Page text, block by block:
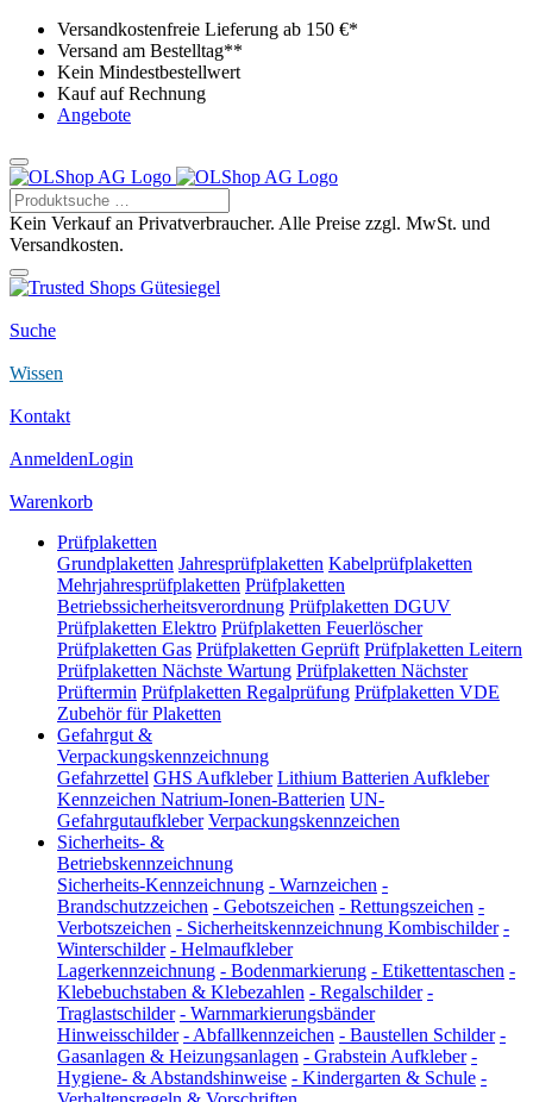
Versandkostenfreie Lieferung ab 150 €*
Versand am Bestelltag**
Kein Mindestbestellwert
Kauf auf Rechnung
Angebote
Kein Verkauf an Privatverbraucher. Alle Preise zzgl. MwSt. und
Versandkosten.
Suche
Wissen
Kontakt
AnmeldenLogin
Warenkorb
Prüfplaketten
Grundplaketten Jahresprüfplaketten Kabelprüfplaketten
Mehrjahresprüfplaketten Prüfplaketten
Betriebssicherheitsverordnung Prüfplaketten DGUV
Prüfplaketten Elektro Prüfplaketten Feuerlöscher
Prüfplaketten Gas Prüfplaketten Geprüft Prüfplaketten Leitern
Prüfplaketten Nächste Wartung Prüfplaketten Nächster
Prüftermin Prüfplaketten Regalprüfung Prüfplaketten VDE
Zubehör für Plaketten
Gefahrgut &
Verpackungskennzeichnung
Gefahrzettel GHS Aufkleber Lithium Batterien Aufkleber
Kennzeichen Natrium-Ionen-Batterien UN-
Gefahrgutaufkleber Verpackungskennzeichen
Sicherheits- &
Betriebskennzeichnung
Sicherheits-Kennzeichnung - Warnzeichen -
Brandschutzzeichen - Gebotszeichen - Rettungszeichen -
Verbotszeichen - Sicherheitskennzeichnung Kombischilder -
Winterschilder - Helmaufkleber
Lagerkennzeichnung - Bodenmarkierung - Etikettentaschen -
Klebebuchstaben & Klebezahlen - Regalschilder -
Traglastschilder - Warnmarkierungsbänder
Hinweisschilder - Abfallkennzeichen - Baustellen Schilder -
Gasanlagen & Heizungsanlagen - Grabstein Aufkleber -
Hygiene- & Abstandshinweise - Kindergarten & Schule -